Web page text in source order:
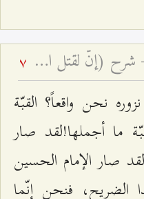
حرارة الحسين عليه السلام - شرح (إنّ لقتل الحسين حرارة في قلوب المؤمنين لا تبرد أبدًا) 7
نحن واقعاً؟ القبّة
ما أجملها!لقد صار
صار الإمام الحسين
الضريح، فنحن إنّما